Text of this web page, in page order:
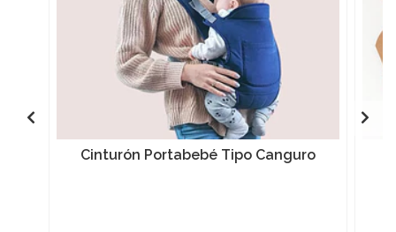
Cinturón Portabebé Tipo Canguro